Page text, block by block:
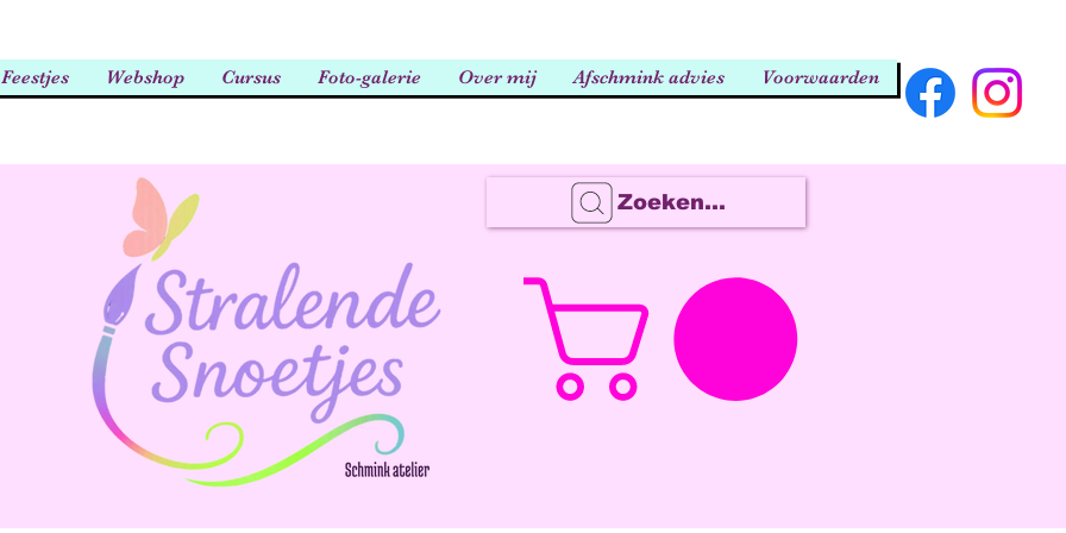
Feestjes Webshop Cursus Foto-galerie Over mij Afschmink advies Voorwaarden
Zoeken...